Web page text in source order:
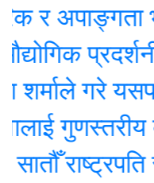
भएका
गरे
गुणस्तरीय
राष्ट्रपति